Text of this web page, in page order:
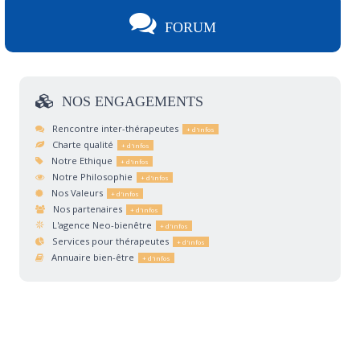
FORUM
NOS ENGAGEMENTS
Rencontre inter-thérapeutes
Charte qualité
Notre Ethique
Notre Philosophie
Nos Valeurs
Nos partenaires
L'agence Neo-bienêtre
Services pour thérapeutes
Annuaire bien-être